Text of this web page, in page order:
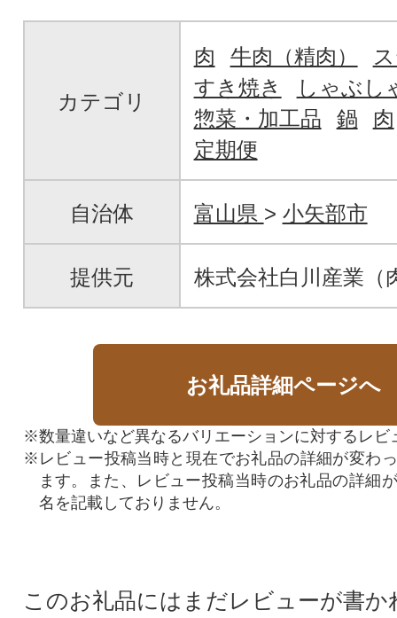
カテゴリ
肉 牛肉（精肉）
すき焼き
しゃぶし
惣菜・加工品
鍋
肉
定期便
自治体 富山県 > 小矢部市
提供元 株式会社白川産業（
お礼品詳細ページへ
※数量違いなど異なるバリエーションに対するレビ
※レビュー投稿当時と現在でお礼品の詳細が変わ
ます。また、レビュー投稿当時のお礼品の詳細
名を記載しておりません。
このお礼品にはまだレビューが書か